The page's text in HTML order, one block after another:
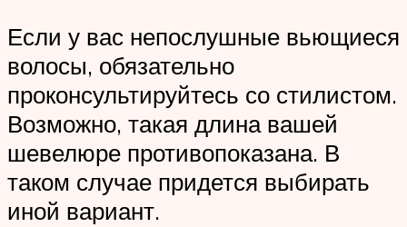
Если у вас непослушные вьющиеся
волосы, обязательно
проконсультируйтесь со стилистом.
Возможно, такая длина вашей
шевелюре противопоказана. В
таком случае придется выбирать
иной вариант.